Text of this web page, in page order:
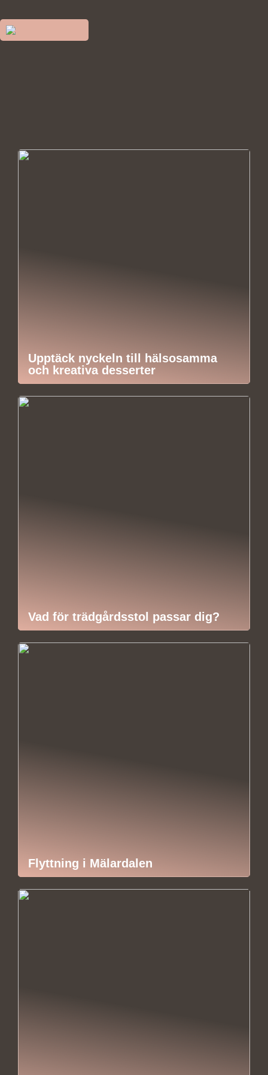
Upptäck nyckeln till hälsosamma
och kreativa desserter
Vad för trädgårdsstol passar dig?
Flyttning i Mälardalen